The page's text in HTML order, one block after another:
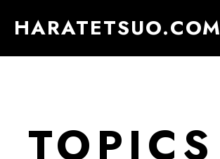
HARATETSUO.COM
TOPICS